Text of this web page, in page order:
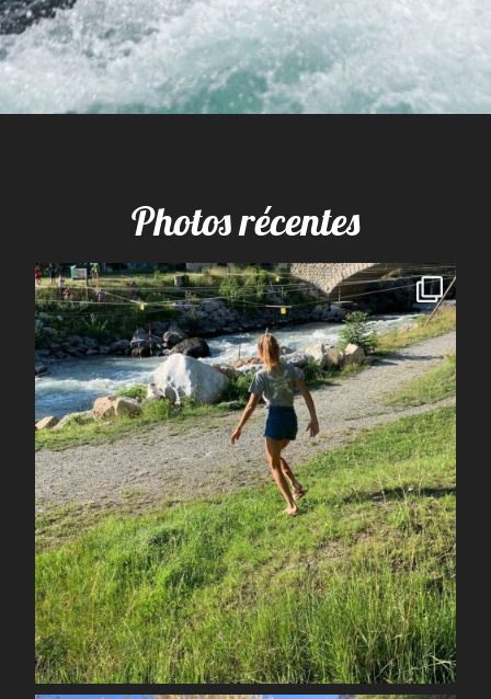
Photos récentes
spcoccanoekayakduloup
Juil 7